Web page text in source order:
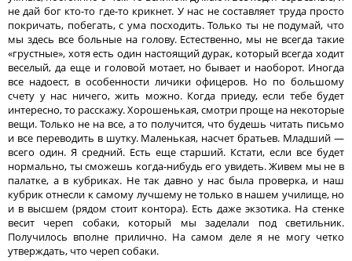
не дай бог кто-то где-то крикнет. У нас не составляет труда просто
покричать, побегать, с ума посходить. Только ты не подумай, что
мы здесь все больные на голову. Естественно, мы не всегда такие
«грустные», хотя есть один настоящий дурак, который всегда ходит
веселый, да еще и головой мотает, но бывает и наоборот. Иногда
все надоест, в особенности личики офицеров. Но по большому
счету у нас ничего, жить можно. Когда приеду, если тебе будет
интересно, то расскажу. Хорошенькая, смотри проще на некоторые
вещи. Только не на все, а то получится, что будешь читать письмо
и все переводить в шутку. Маленькая, насчет братьев. Младший —
всего один. Я средний. Есть еще старший. Кстати, если все будет
нормально, ты сможешь когда-нибудь его увидеть. Живем мы не в
палатке, а в кубриках. Не так давно у нас была проверка, и наш
кубрик отнесли к самому лучшему не только в нашем училище, но
и в высшем (рядом стоит контора). Есть даже экзотика. На стенке
весит череп собаки, который мы заделали под светильник.
Получилось вполне прилично. На самом деле я не могу четко
утверждать, что череп собаки.